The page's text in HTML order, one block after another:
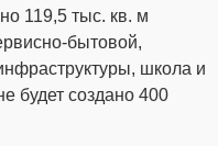
119,5 тыс. кв. м
бытовой,
школа и
будет создано 400